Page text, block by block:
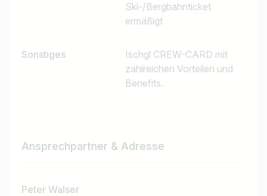
Ski-/Bergbahnticket
ermäßigt
Sonstiges
Ischgl CREW-CARD mit
zahlreichen Vorteilen und
Benefits.
Ansprechpartner & Adresse
Peter Walser